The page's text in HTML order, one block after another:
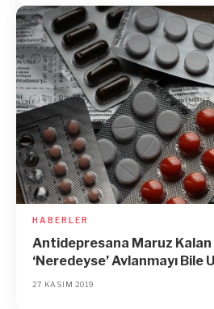
HABERLER
Antidepresana Maruz Kalan
‘Neredeyse’ Avlanmayı Bile
27 KASIM 2019